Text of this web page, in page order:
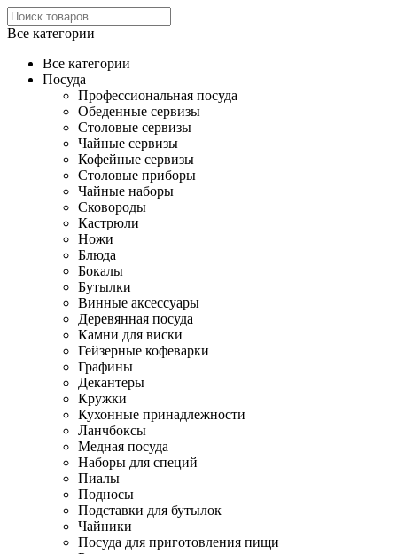
Все категории
Все категории
Посуда
Профессиональная посуда
Обеденные сервизы
Столовые сервизы
Чайные сервизы
Кофейные сервизы
Столовые приборы
Чайные наборы
Сковороды
Кастрюли
Ножи
Блюда
Бокалы
Бутылки
Винные аксессуары
Деревянная посуда
Камни для виски
Гейзерные кофеварки
Графины
Декантеры
Кружки
Кухонные принадлежности
Ланчбоксы
Медная посуда
Наборы для специй
Пиалы
Подносы
Подставки для бутылок
Чайники
Посуда для приготовления пищи